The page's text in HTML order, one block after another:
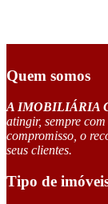
Quem somos
A IMOBILIÁRIA
atingir, sempre
compromisso, o
seus clientes.
Tipo de